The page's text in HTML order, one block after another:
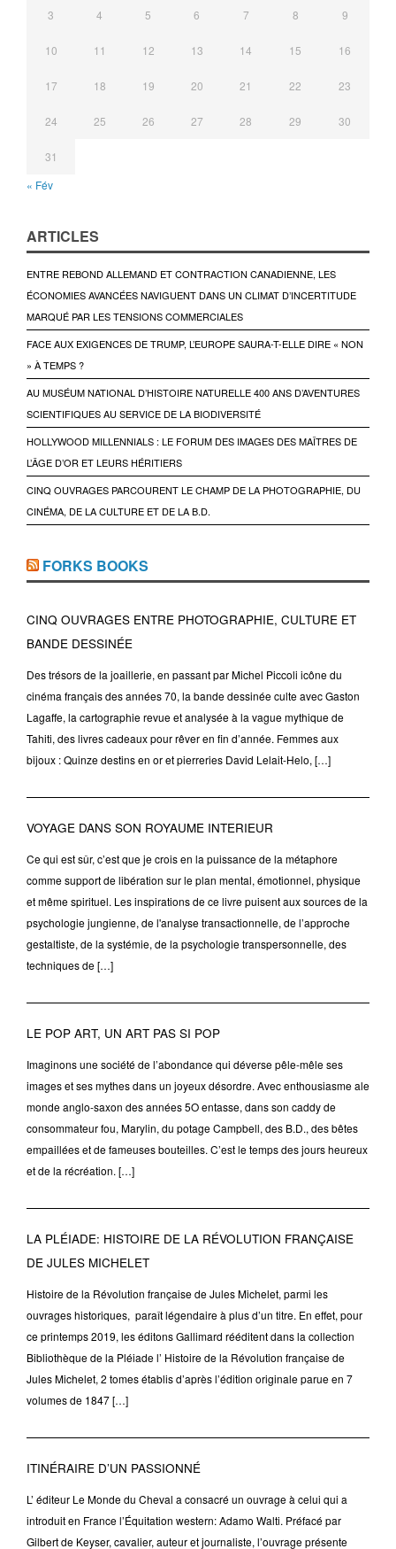
3 4 5 6 7 8 9
10 11 12 13 14 15 16
17 18 19 20 21 22 23
24 25 26 27 28 29 30
31
« Fév
ARTICLES
ENTRE REBOND ALLEMAND ET CONTRACTION CANADIENNE, LES
ÉCONOMIES AVANCÉES NAVIGUENT DANS UN CLIMAT D’INCERTITUDE
MARQUÉ PAR LES TENSIONS COMMERCIALES
FACE AUX EXIGENCES DE TRUMP, L’EUROPE SAURA-T-ELLE DIRE « NON
» À TEMPS ?
AU MUSÉUM NATIONAL D’HISTOIRE NATURELLE 400 ANS D’AVENTURES
SCIENTIFIQUES AU SERVICE DE LA BIODIVERSITÉ
HOLLYWOOD MILLENNIALS : LE FORUM DES IMAGES DES MAÎTRES DE
L’ÂGE D’OR ET LEURS HÉRITIERS
CINQ OUVRAGES PARCOURENT LE CHAMP DE LA PHOTOGRAPHIE, DU
CINÉMA, DE LA CULTURE ET DE LA B.D.
FORKS BOOKS
CINQ OUVRAGES ENTRE PHOTOGRAPHIE, CULTURE ET
BANDE DESSINÉE
Des trésors de la joaillerie, en passant par Michel Piccoli icône du
cinéma français des années 70, la bande dessinée culte avec Gaston
Lagaffe, la cartographie revue et analysée à la vague mythique de
Tahiti, des livres cadeaux pour rêver en fin d’année. Femmes aux
bijoux : Quinze destins en or et pierreries David Lelait-Helo, […]
VOYAGE DANS SON ROYAUME INTERIEUR
Ce qui est sûr, c’est que je crois en la puissance de la métaphore
comme support de libération sur le plan mental, émotionnel, physique
et même spirituel. Les inspirations de ce livre puisent aux sources de la
psychologie jungienne, de l'analyse transactionnelle, de l’approche
gestaltiste, de la systémie, de la psychologie transpersonnelle, des
techniques de […]
LE POP ART, UN ART PAS SI POP
Imaginons une société de l’abondance qui déverse pêle-mêle ses
images et ses mythes dans un joyeux désordre. Avec enthousiasme ale
monde anglo-saxon des années 5O entasse, dans son caddy de
consommateur fou, Marylin, du potage Campbell, des B.D., des bêtes
empaillées et de fameuses bouteilles. C’est le temps des jours heureux
et de la récréation. […]
LA PLÉIADE: HISTOIRE DE LA RÉVOLUTION FRANÇAISE
DE JULES MICHELET
Histoire de la Révolution française de Jules Michelet, parmi les
ouvrages historiques, paraît légendaire à plus d’un titre. En effet, pour
ce printemps 2019, les éditons Gallimard rééditent dans la collection
Bibliothèque de la Pléiade l’ Histoire de la Révolution française de
Jules Michelet, 2 tomes établis d’après l’édition originale parue en 7
volumes de 1847 […]
ITINÉRAIRE D’UN PASSIONNÉ
L’ éditeur Le Monde du Cheval a consacré un ouvrage à celui qui a
introduit en France l’Équitation western: Adamo Walti. Préfacé par
Gilbert de Keyser, cavalier, auteur et journaliste, l’ouvrage présente